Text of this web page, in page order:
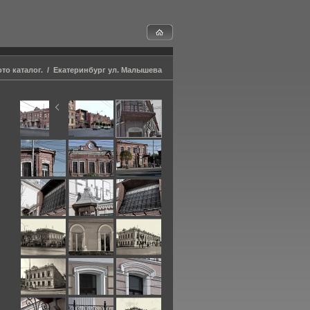
каталог. / Екатеринбург ул. Малышева